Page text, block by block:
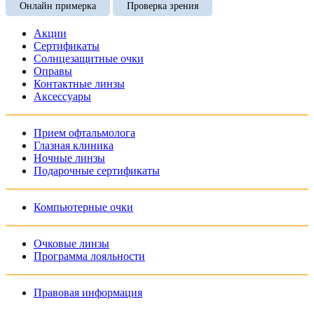
Онлайн примерка Проверка зрения
Акции
Сертификаты
Солнцезащитные очки
Оправы
Контактные линзы
Аксессуары
Прием офтальмолога
Глазная клиника
Ночные линзы
Подарочные сертификаты
Компьютерные очки
Очковые линзы
Программа лояльности
Правовая информация